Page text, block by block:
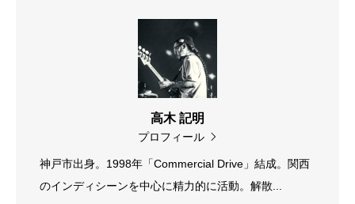
高木 記明
プロフィール
神戸市出身。1998年「Commercial Drive」結成。関西
のインディシーンを中心に精力的に活動。解散...